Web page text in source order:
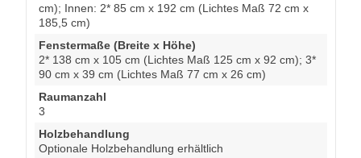
cm); Innen: 2* 85 cm x 192 cm (Lichtes Maß 72 cm x
185,5 cm)
Fenstermaße (Breite x Höhe)
2* 138 cm x 105 cm (Lichtes Maß 125 cm x 92 cm); 3*
90 cm x 39 cm (Lichtes Maß 77 cm x 26 cm)
Raumanzahl
3
Holzbehandlung
Optionale Holzbehandlung erhältlich